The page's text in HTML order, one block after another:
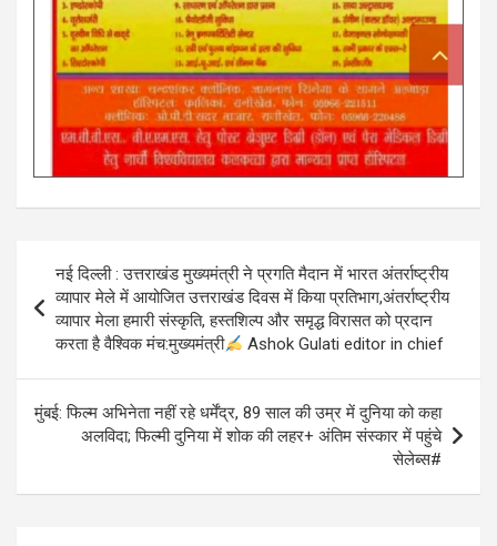
Post
navigation
नई दिल्ली : उत्तराखंड मुख्यमंत्री ने प्रगति मैदान में भारत अंतर्राष्ट्रीय
व्यापार मेले में आयोजित उत्तराखंड दिवस में किया प्रतिभाग,अंतर्राष्ट्रीय
व्यापार मेला हमारी संस्कृति, हस्तशिल्प और समृद्ध विरासत को प्रदान
करता है वैश्विक मंच:मुख्यमंत्री
Ashok Gulati editor in chief
मुंबई: फिल्म अभिनेता नहीं रहे धर्मेंद्र, 89 साल की उम्र में दुनिया को कहा
अलविदा; फिल्मी दुनिया में शोक की लहर+ अंतिम संस्कार में पहुंचे
सेलेब्स#